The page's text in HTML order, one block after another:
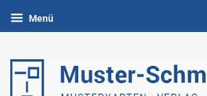
Menü